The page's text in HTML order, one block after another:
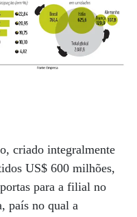
criado integralmente
US$ 600 milhões,
para a filial no
país no qual a